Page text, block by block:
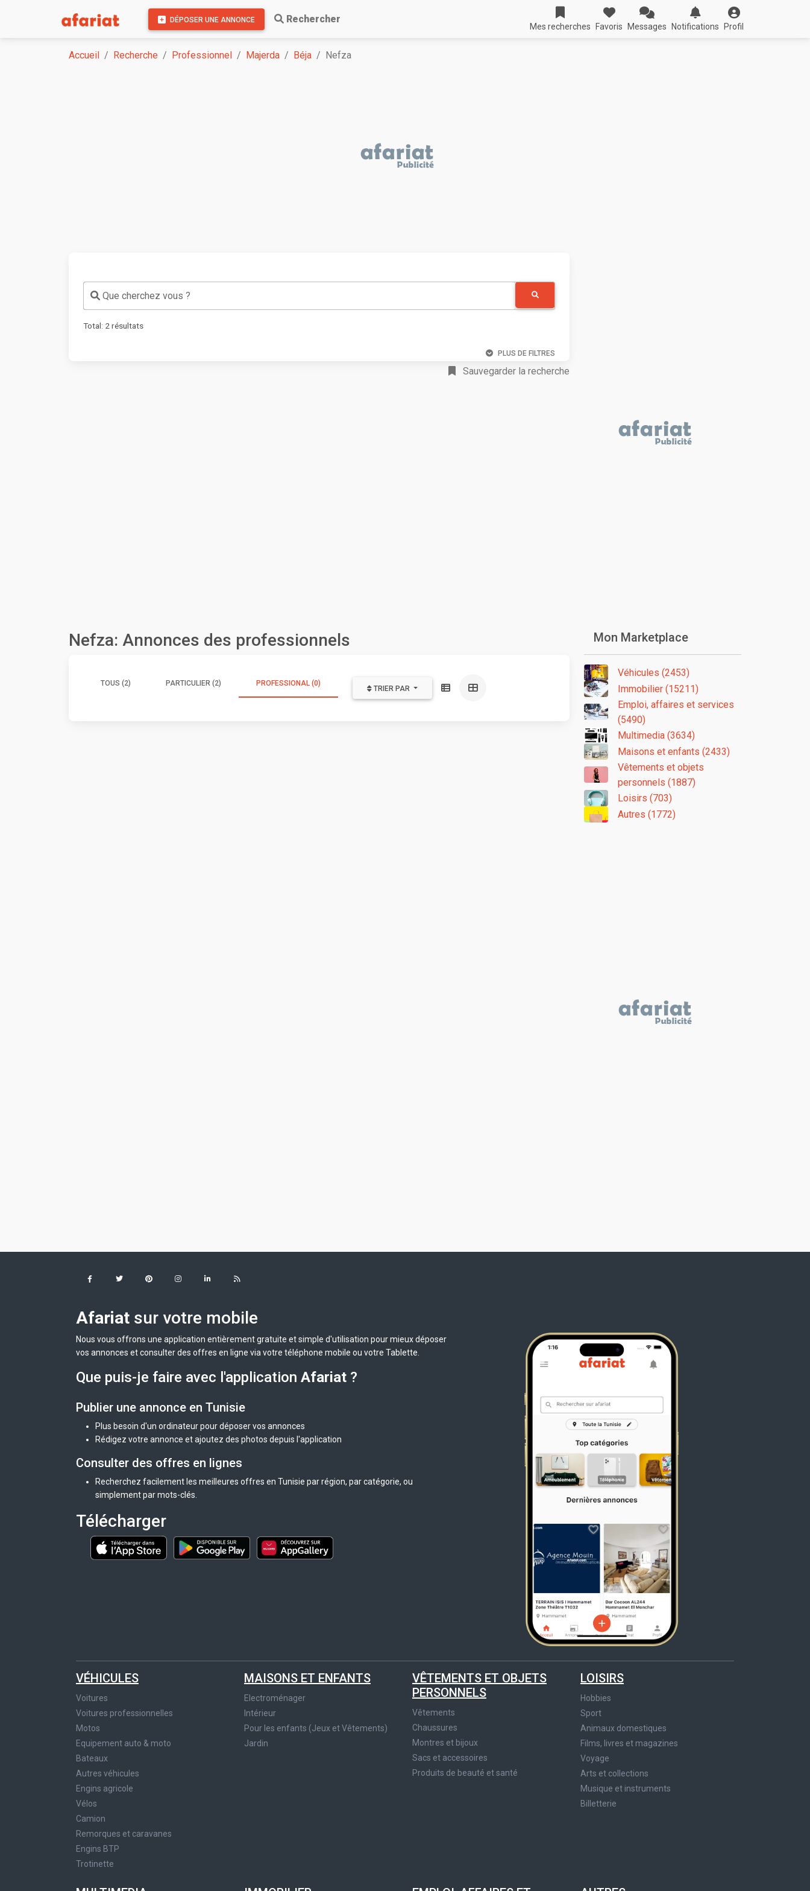
DÉPOSER UNE ANNONCE Rechercher
Mes recherches Favoris Messages Notifications Profil
Accueil Recherche Professionnel Majerda Béja Nefza
Que cherchez vous ?
Total: 2 résultats
PLUS DE FILTRES
Sauvegarder la recherche
Nefza: Annonces des professionnels
TOUS (2) PARTICULIER (2) PROFESSIONAL (0)
TRIER PAR
Mon Marketplace
Véhicules (2453)
Immobilier (15211)
Emploi, affaires et services
(5490)
Multimedia (3634)
Maisons et enfants (2433)
Vêtements et objets
personnels (1887)
Loisirs (703)
Autres (1772)
Afariat sur votre mobile
Nous vous offrons une application entièrement gratuite et simple d'utilisation pour mieux déposer
vos annonces et consulter des offres en ligne via votre téléphone mobile ou votre Tablette.
Que puis-je faire avec l'application Afariat ?
Publier une annonce en Tunisie
Plus besoin d'un ordinateur pour déposer vos annonces
Rédigez votre annonce et ajoutez des photos depuis l'application
Consulter des offres en lignes
Recherchez facilement les meilleures offres en Tunisie par région, par catégorie, ou
simplement par mots-clés.
Télécharger
VÉHICULES
Voitures
Voitures professionnelles
Motos
Equipement auto & moto
Bateaux
Autres véhicules
Engins agricole
Vélos
Camion
Remorques et caravanes
Engins BTP
Trotinette
MAISONS ET ENFANTS
Electroménager
Intérieur
Pour les enfants (Jeux et Vêtements)
Jardin
VÊTEMENTS ET OBJETS
PERSONNELS
Vêtements
Chaussures
Montres et bijoux
Sacs et accessoires
Produits de beauté et santé
LOISIRS
Hobbies
Sport
Animaux domestiques
Films, livres et magazines
Voyage
Arts et collections
Musique et instruments
Billetterie